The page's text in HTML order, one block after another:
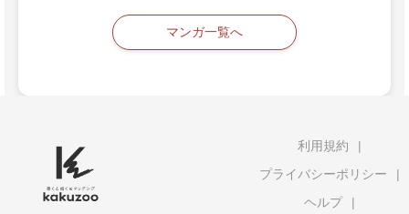
マンガ一覧へ
利用規約
プライバシーポリシー
ヘルプ